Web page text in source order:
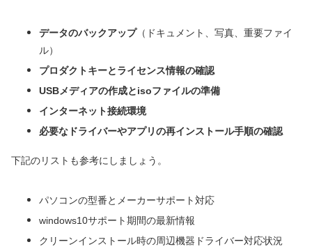
データのバックアップ（ドキュメント、写真、重要ファイ
ル）
プロダクトキーとライセンス情報の確認
USBメディアの作成とisoファイルの準備
インターネット接続環境
必要なドライバーやアプリの再インストール手順の確認
下記のリストも参考にしましょう。
パソコンの型番とメーカーサポート対応
windows10サポート期間の最新情報
クリーンインストール時の周辺機器ドライバー対応状況